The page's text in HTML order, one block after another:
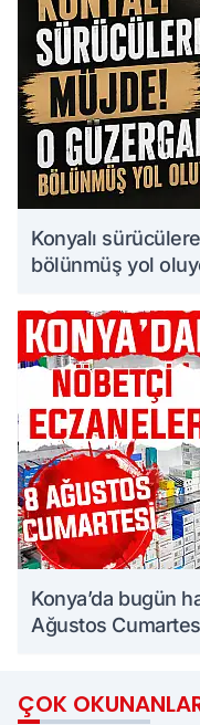
Konyalı
bölünmüş yol
Konya’da bugün
Ağustos
ÇOK